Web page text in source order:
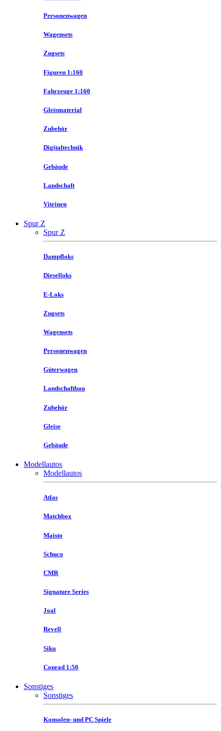
Personenwagen
Wagensets
Zugsets
Figuren 1:160
Fahrzeuge 1:160
Gleismaterial
Zubehör
Digitaltechnik
Gebäude
Landschaft
Vitrinen
Spur Z
Spur Z
Dampfloks
Dieselloks
E-Loks
Zugsets
Wagensets
Personenwagen
Güterwagen
Landschaftbau
Zubehör
Gleise
Gebäude
Modellautos
Modellautos
Atlas
Matchbox
Maisto
Schuco
CMR
Signature Series
Joal
Revell
Siku
Conrad 1:50
Sonstiges
Sonstiges
Konsolen- und PC Spiele